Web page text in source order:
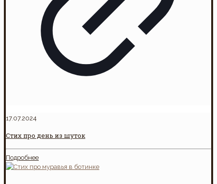
17.07.2024
Стих про день из шуток
Подробнее